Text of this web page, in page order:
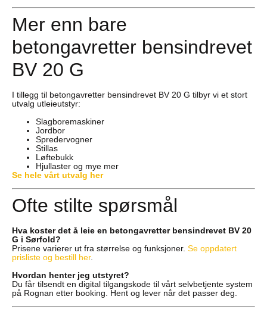
Mer enn bare
betongavretter bensindrevet
BV 20 G
I tillegg til betongavretter bensindrevet BV 20 G tilbyr vi et stort
utvalg utleieutstyr:
Slagboremaskiner
Jordbor
Spredervogner
Stillas
Løftebukk
Hjullaster og mye mer
Se hele vårt utvalg her
Ofte stilte spørsmål
Hva koster det å leie en betongavretter bensindrevet BV 20
G i Sørfold?
Prisene varierer ut fra størrelse og funksjoner. Se oppdatert
prisliste og bestill her.
Hvordan henter jeg utstyret?
Du får tilsendt en digital tilgangskode til vårt selvbetjente system
på Rognan etter booking. Hent og lever når det passer deg.